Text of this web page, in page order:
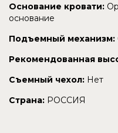
Основание кровати:
основание
Подъемный механизм:
Рекомендованная
Съемный чехол: Нет
Страна: РОССИЯ